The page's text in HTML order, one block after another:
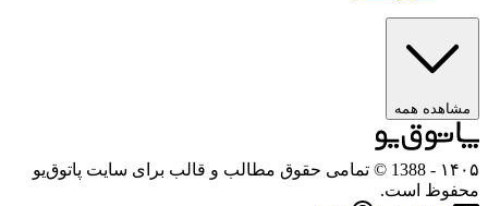
مشاهده همه
۱۴۰۵
- 1388 © تمامی حقوق مطالب و قالب برای سایت پاتوق‌یو
محفوظ است.